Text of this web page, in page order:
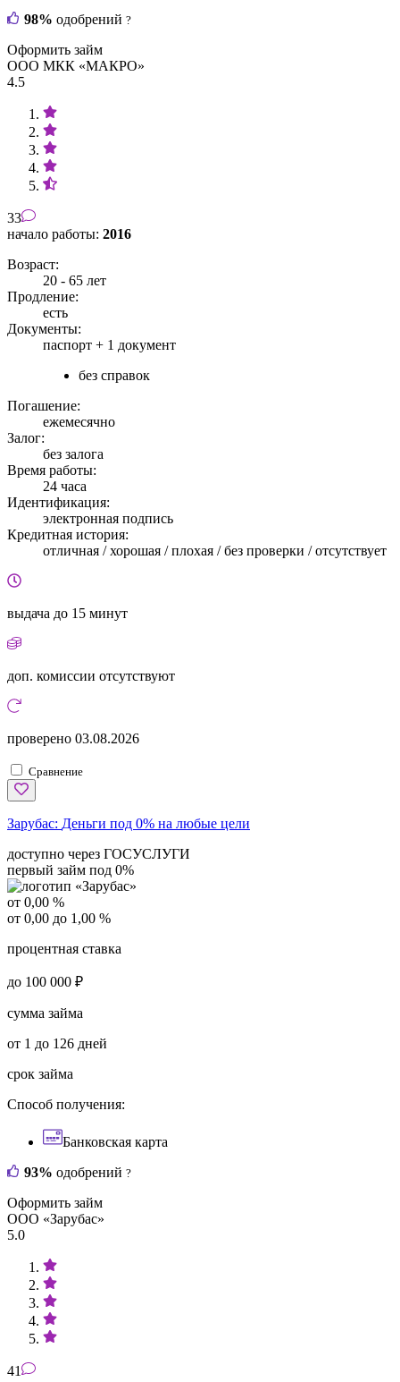
98% одобрений ?
Оформить займ
ООО МКК «МАКРО»
4.5
33
начало работы: 2016
Возраст:
20 - 65 лет
Продление:
есть
Документы:
паспорт + 1 документ
без справок
Погашение:
ежемесячно
Залог:
без залога
Время работы:
24 часа
Идентификация:
электронная подпись
Кредитная история:
отличная / хорошая / плохая / без проверки / отсутствует
выдача до 15 минут
доп. комиссии отсутствуют
проверено 03.08.2026
Сравнение
Зарубас: Деньги под 0% на любые цели
доступно через ГОСУСЛУГИ
первый займ под 0%
от 0,00 %
от 0,00 до 1,00 %
процентная ставка
до 100 000 ₽
сумма займа
от 1 до 126 дней
срок займа
Способ получения:
Банковская карта
93% одобрений ?
Оформить займ
ООО «Зарубас»
5.0
41